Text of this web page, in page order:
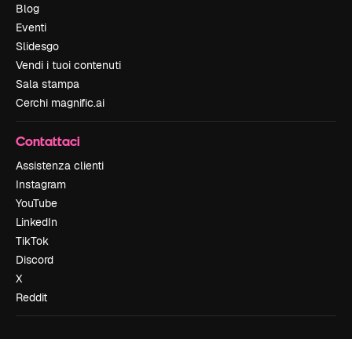
Blog
Eventi
Slidesgo
Vendi i tuoi contenuti
Sala stampa
Cerchi magnific.ai
Contattaci
Assistenza clienti
Instagram
YouTube
LinkedIn
TikTok
Discord
X
Reddit